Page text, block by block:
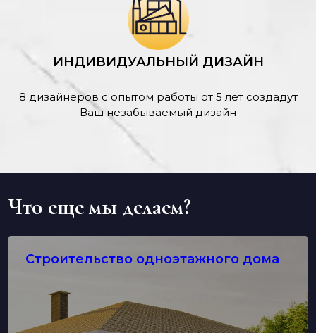
ИНДИВИДУАЛЬНЫЙ ДИЗАЙН
8 дизайнеров с опытом работы от 5 лет создадут
Ваш незабываемый дизайн
Что еще мы делаем?
Строительство одноэтажного дома